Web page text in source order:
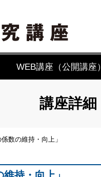
WEB講座（公開講座）
講座詳細
数の維持・向上」